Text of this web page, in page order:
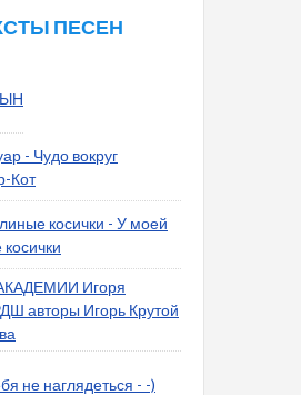
ПЕСЕН
- Чудо вокруг
Кот
косички - У моей
Игоря
авторы Игорь Крутой
не наглядеться - -)